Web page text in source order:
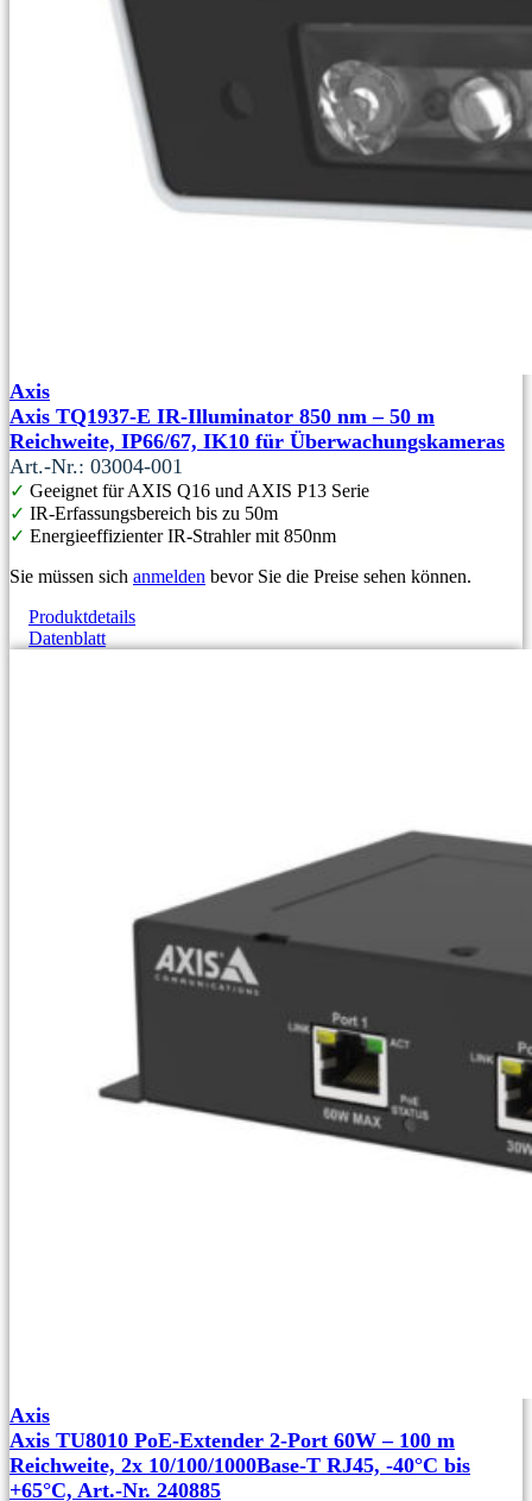
Axis
Axis TQ1937-E IR-Illuminator 850 nm – 50 m
Reichweite, IP66/67, IK10 für Überwachungskameras
Art.-Nr.: 03004-001
✓ Geeignet für AXIS Q16 und AXIS P13 Serie
✓ IR-Erfassungsbereich bis zu 50m
✓ Energieeffizienter IR-Strahler mit 850nm
Sie müssen sich anmelden bevor Sie die Preise sehen können.
Produktdetails
Datenblatt
Axis
Axis TU8010 PoE-Extender 2-Port 60W – 100 m
Reichweite, 2x 10/100/1000Base‑T RJ45, -40°C bis
+65°C, Art.-Nr. 240885